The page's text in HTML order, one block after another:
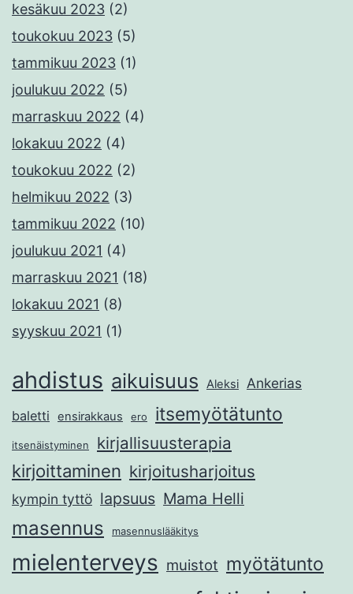
kesäkuu 2023 (2)
toukokuu 2023 (5)
tammikuu 2023 (1)
joulukuu 2022 (5)
marraskuu 2022 (4)
lokakuu 2022 (4)
toukokuu 2022 (2)
helmikuu 2022 (3)
tammikuu 2022 (10)
joulukuu 2021 (4)
marraskuu 2021 (18)
lokakuu 2021 (8)
syyskuu 2021 (1)
ahdistus aikuisuus Aleksi Ankerias
baletti ensirakkaus ero itsemyötätunto
itsenäistyminen kirjallisuusterapia
kirjoittaminen kirjoitusharjoitus
kympin tyttö lapsuus Mama Helli
masennus masennuslääkitys
mielenterveys muistot myötätunto